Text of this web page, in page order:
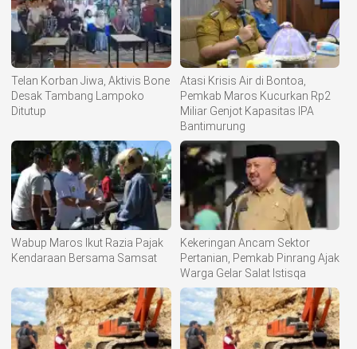
Telan Korban Jiwa, Aktivis Bone
Desak Tambang Lampoko
Ditutup
Atasi Krisis Air di Bontoa,
Pemkab Maros Kucurkan Rp2
Miliar Genjot Kapasitas IPA
Bantimurung
Wabup Maros Ikut Razia Pajak
Kendaraan Bersama Samsat
Kekeringan Ancam Sektor
Pertanian, Pemkab Pinrang Ajak
Warga Gelar Salat Istisqa